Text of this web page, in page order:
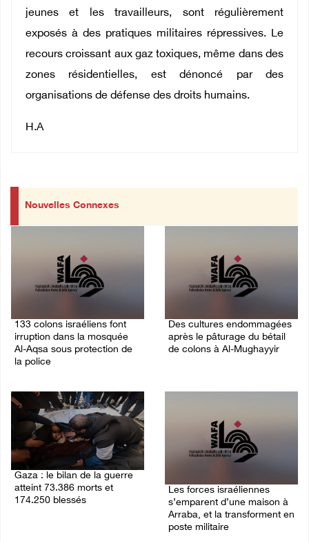
jeunes et les travailleurs, sont régulièrement
exposés à des pratiques militaires répressives. Le
recours croissant aux gaz toxiques, même dans des
zones résidentielles, est dénoncé par des
organisations de défense des droits humains.
H.A
Nouvelles Connexes
133 colons israéliens font
irruption dans la mosquée
Al-Aqsa sous protection de
la police
Des cultures endommagées
après le pâturage du bétail
de colons à Al-Mughayyir
Gaza : le bilan de la guerre
atteint 73.386 morts et
174.250 blessés
Les forces israéliennes
s’emparent d’une maison à
Arraba, et la transforment en
poste militaire